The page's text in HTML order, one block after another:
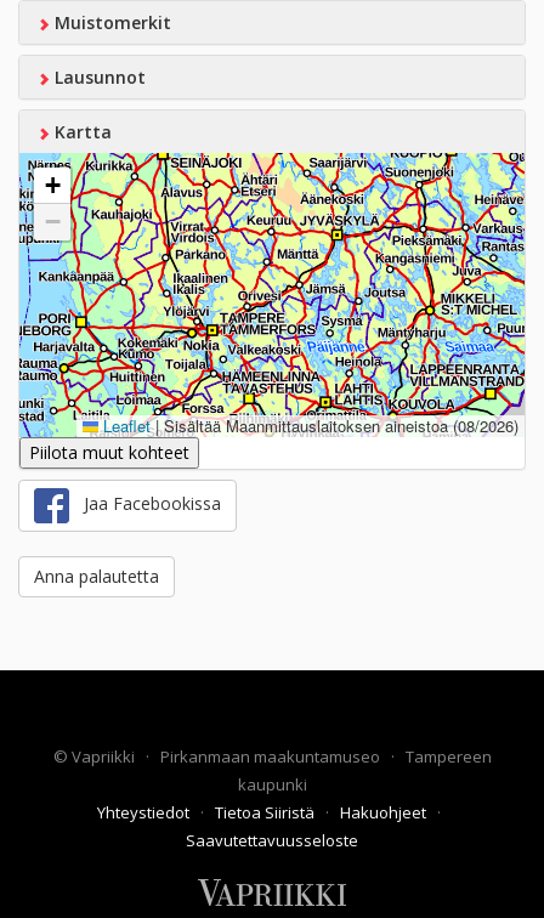
Muistomerkit
Lausunnot
Kartta
+
−
Leaflet |Sisältää Maanmittauslaitoksen aineistoa (08/2026)
Piilota muut kohteet
Jaa Facebookissa
Anna palautetta
© Vapriikki · Pirkanmaan maakuntamuseo · Tampereen
kaupunki
Yhteystiedot · Tietoa Siiristä · Hakuohjeet ·
Saavutettavuusseloste